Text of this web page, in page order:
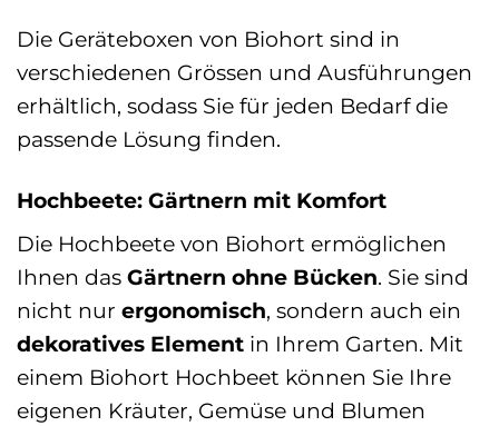
Die Geräteboxen von Biohort sind in
verschiedenen Grössen und Ausführungen
erhältlich, sodass Sie für jeden Bedarf die
passende Lösung finden.
Hochbeete: Gärtnern mit Komfort
Die Hochbeete von Biohort ermöglichen
Ihnen das Gärtnern ohne Bücken. Sie sind
nicht nur ergonomisch, sondern auch ein
dekoratives Element in Ihrem Garten. Mit
einem Biohort Hochbeet können Sie Ihre
eigenen Kräuter, Gemüse und Blumen